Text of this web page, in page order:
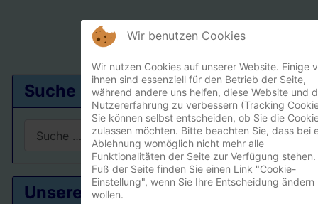
Suche
Type 2 or more characters for results.
Unsere Ortsgruppe
Wir benutzen Cookies
Wir nutzen Cookies auf unserer Website. Einige
ihnen sind essenziell für den Betrieb der Seite,
während andere uns helfen, diese Website und
Nutzererfahrung zu verbessern (Tracking
Sie können selbst entscheiden, ob Sie die
zulassen möchten. Bitte beachten Sie, dass bei
Ablehnung womöglich nicht mehr alle
Funktionalitäten der Seite zur Verfügung stehen.
Fuß der Seite finden Sie einen Link "Cookie-
Einstellung", wenn Sie Ihre Entscheidung ändern
wollen.